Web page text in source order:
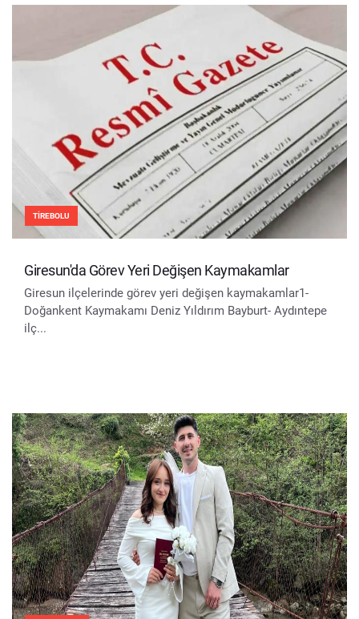
TIREBOLU
Giresun'da Görev Yeri Değişen Kaymakamlar
Giresun ilçelerinde görev yeri değişen kaymakamlar1-
Doğankent Kaymakamı Deniz Yıldırım Bayburt- Aydıntepe
ilç...